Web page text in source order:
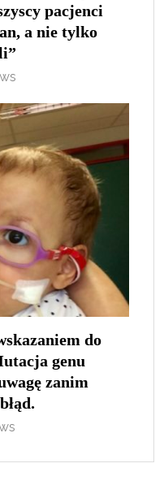
pacjenci
a nie tylko
do
genu
zanim